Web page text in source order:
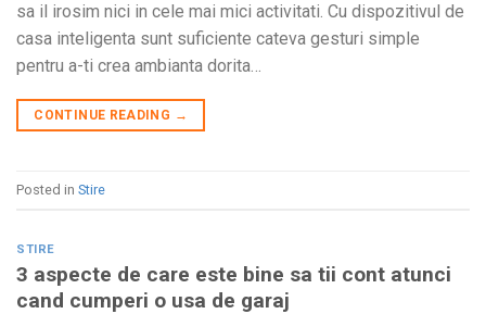
sa il irosim nici in cele mai mici activitati. Cu dispozitivul de
casa inteligenta sunt suficiente cateva gesturi simple
pentru a-ti crea ambianta dorita…
CONTINUE READING →
Posted in Stire
STIRE
3 aspecte de care este bine sa tii cont atunci
cand cumperi o usa de garaj